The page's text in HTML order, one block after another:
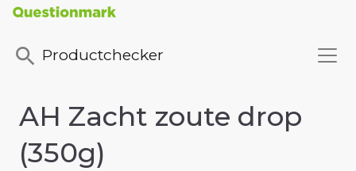
Productchecker
AH Zacht zoute drop
(350g)